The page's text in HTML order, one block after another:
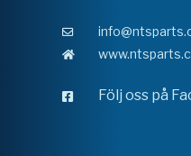
Följ oss på